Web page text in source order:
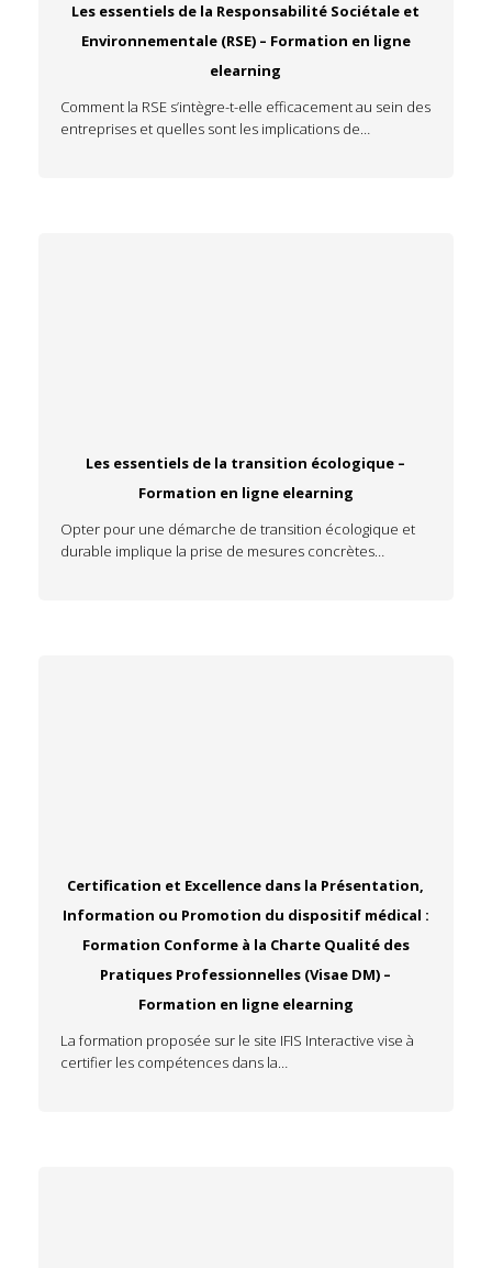
Les essentiels de la Responsabilité Sociétale et
Environnementale (RSE) – Formation en ligne
elearning
Comment la RSE s’intègre-t-elle efficacement au sein des
entreprises et quelles sont les implications de…
Les essentiels de la transition écologique –
Formation en ligne elearning
Opter pour une démarche de transition écologique et
durable implique la prise de mesures concrètes…
Certification et Excellence dans la Présentation,
Information ou Promotion du dispositif médical :
Formation Conforme à la Charte Qualité des
Pratiques Professionnelles (Visae DM) –
Formation en ligne elearning
La formation proposée sur le site IFIS Interactive vise à
certifier les compétences dans la…